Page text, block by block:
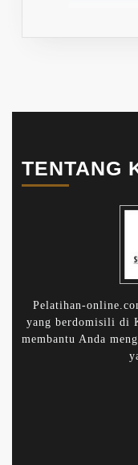
TENTANG
Pelatihan-
yang berdomisili di
membantu Anda